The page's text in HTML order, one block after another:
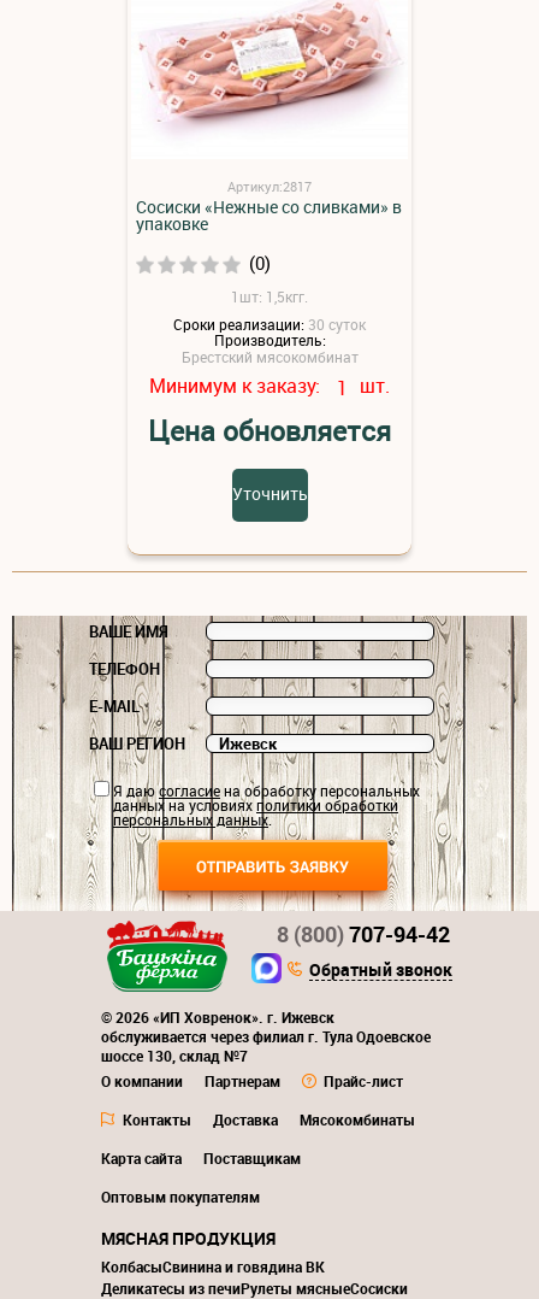
Артикул:2817
Сосиски «Нежные со сливками» в
упаковке
(0)
1шт: 1,5кгг.
Сроки реализации: 30 суток
Производитель:
Брестский мясокомбинат
Минимум к заказу: 1 шт.
Цена обновляется
Уточнить
ВАШЕ ИМЯ
ТЕЛЕФОН
E-MAIL
ВАШ РЕГИОН
Я даюсогласиена обработку персональных
данных на условияхполитики обработки
персональных данных.
© 2026 «ИП Ховренок». г. Ижевск
обслуживается через филиал г. Тула Одоевское
шоссе 130, склад №7
О компании
Партнерам
Прайс-лист
Контакты
Доставка
Мясокомбинаты
Карта сайта
Поставщикам
Оптовым покупателям
8 (800)707-94-42
Обратный звонок
МЯСНАЯ ПРОДУКЦИЯ
КолбасыСвинина и говядина ВК
Деликатесы из печиРулеты мясныеСосиски